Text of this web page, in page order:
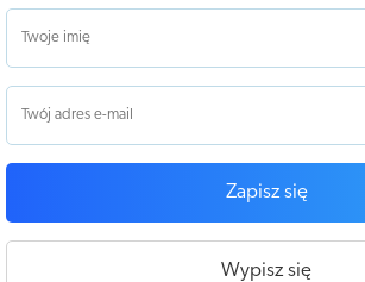
Zapisz się
Wypisz się